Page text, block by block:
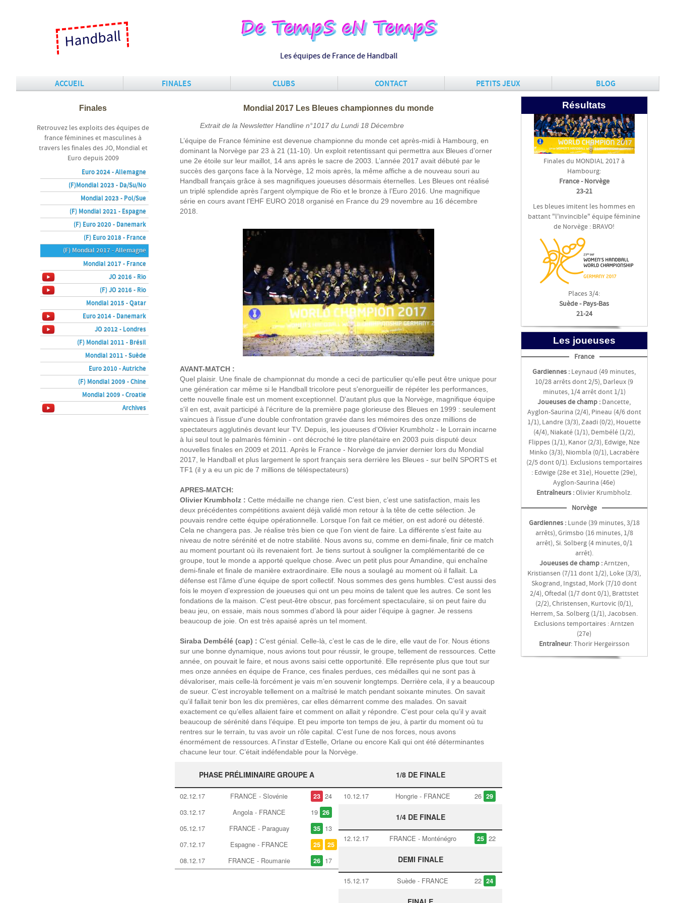
Handball
Les équipes de France de Handball
ACCUEIL FINALES CLUBS CONTACT PETITS JEUX BLOG
Finales
Retrouvez les exploits des équipes de
france féminines et masculines à
travers les finales des JO, Mondial et
Euro depuis 2009
Euro 2024 - Allemagne
(F)Mondial 2023 - Da/Su/No
Mondial 2023 - Pol/Sue
(F) Mondial 2021 - Espagne
(F) Euro 2020 - Danemark
(F) Euro 2018 - France
(F) Mondial 2017 - Allemagne
Mondial 2017 - France
JO 2016 - Rio
(F) JO 2016 - Rio
Mondial 2015 - Qatar
Euro 2014 - Danemark
JO 2012 - Londres
(F) Mondial 2011 - Brésil
Mondial 2011 - Suède
Euro 2010 - Autriche
(F) Mondial 2009 - Chine
Mondial 2009 - Croatie
Archives
Mondial 2017 Les Bleues championnes du monde
Extrait de la Newsletter Handline n°1017 du Lundi 18 Décembre
L’équipe de France féminine est devenue championne du monde cet après-midi à Hambourg, en
dominant la Norvège par 23 à 21 (11-10). Un exploit retentissant qui permettra aux Bleues d’orner
une 2e étoile sur leur maillot, 14 ans après le sacre de 2003. L’année 2017 avait débuté par le
succès des garçons face à la Norvège, 12 mois après, la même affiche a de nouveau souri au
Handball français grâce à ses magnifiques joueuses désormais éternelles. Les Bleues ont réalisé
un triplé splendide après l’argent olympique de Rio et le bronze à l’Euro 2016. Une magnifique
série en cours avant l’EHF EURO 2018 organisé en France du 29 novembre au 16 décembre
2018.
AVANT-MATCH :
Quel plaisir. Une finale de championnat du monde a ceci de particulier qu'elle peut être unique pour
une génération car même si le Handball tricolore peut s'enorgueillir de répéter les performances,
cette nouvelle finale est un moment exceptionnel. D'autant plus que la Norvège, magnifique équipe
s'il en est, avait participé à l'écriture de la première page glorieuse des Bleues en 1999 : seulement
vaincues à l'issue d'une double confrontation gravée dans les mémoires des onze millions de
spectateurs agglutinés devant leur TV. Depuis, les joueuses d'Olivier Krumbholz - le Lorrain incarne
à lui seul tout le palmarès féminin - ont décroché le titre planétaire en 2003 puis disputé deux
nouvelles finales en 2009 et 2011. Après le France - Norvège de janvier dernier lors du Mondial
2017, le Handball et plus largement le sport français sera derrière les Bleues - sur beIN SPORTS et
TF1 (il y a eu un pic de 7 millions de téléspectateurs)
APRES-MATCH:
Olivier Krumbholz : Cette médaille ne change rien. C’est bien, c’est une satisfaction, mais les
deux précédentes compétitions avaient déjà validé mon retour à la tête de cette sélection. Je
pouvais rendre cette équipe opérationnelle. Lorsque l’on fait ce métier, on est adoré ou détesté.
Cela ne changera pas. Je réalise très bien ce que l’on vient de faire. La différente s’est faite au
niveau de notre sérénité et de notre stabilité. Nous avons su, comme en demi-finale, finir ce match
au moment pourtant où ils revenaient fort. Je tiens surtout à souligner la complémentarité de ce
groupe, tout le monde a apporté quelque chose. Avec un petit plus pour Amandine, qui enchaîne
demi-finale et finale de manière extraordinaire. Elle nous a soulagé au moment où il fallait. La
défense est l’âme d’une équipe de sport collectif. Nous sommes des gens humbles. C’est aussi des
fois le moyen d’expression de joueuses qui ont un peu moins de talent que les autres. Ce sont les
fondations de la maison. C’est peut-être obscur, pas forcément spectaculaire, si on peut faire du
beau jeu, on essaie, mais nous sommes d’abord là pour aider l’équipe à gagner. Je ressens
beaucoup de joie. On est très apaisé après un tel moment.
Siraba Dembélé (cap) : C’est génial. Celle-là, c’est le cas de le dire, elle vaut de l’or. Nous étions
sur une bonne dynamique, nous avions tout pour réussir, le groupe, tellement de ressources. Cette
année, on pouvait le faire, et nous avons saisi cette opportunité. Elle représente plus que tout sur
mes onze années en équipe de France, ces finales perdues, ces médailles qui ne sont pas à
dévaloriser, mais celle-là forcément je vais m’en souvenir longtemps. Derrière cela, il y a beaucoup
de sueur. C’est incroyable tellement on a maîtrisé le match pendant soixante minutes. On savait
qu’il fallait tenir bon les dix premières, car elles démarrent comme des malades. On savait
exactement ce qu’elles allaient faire et comment on allait y répondre. C’est pour cela qu’il y avait
beaucoup de sérénité dans l’équipe. Et peu importe ton temps de jeu, à partir du moment où tu
rentres sur le terrain, tu vas avoir un rôle capital. C’est l’une de nos forces, nous avons
énormément de ressources. A l’instar d’Estelle, Orlane ou encore Kali qui ont été déterminantes
chacune leur tour. C’était indéfendable pour la Norvège.
PHASE PRÉLIMINAIRE GROUPE A
02.12.17 FRANCE - Slovénie 23 24
03.12.17
Angola - FRANCE 19 26
05.12.17 FRANCE - Paraguay 35 13
07.12.17
Espagne - FRANCE 25 25
08.12.17 FRANCE - Roumanie 26 17
1/8 DE FINALE
10.12.17 Hongrie - FRANCE 26 29
1/4 DE FINALE
12.12.17 FRANCE - Monténégro 25 22
DEMI FINALE
15.12.17 Suède - FRANCE 22 24
Résultats
Finales du MONDIAL 2017 à
Hambourg:
France - Norvège
23-21
Les bleues imitent les hommes en
battant "l'invincible" équipe féminine
de Norvège : BRAVO!
Places 3/4:
Suède - Pays-Bas
21-24
Les joueuses
France
Gardiennes : Leynaud (49 minutes,
10/28 arrêts dont 2/5), Darleux (9
minutes, 1/4 arrêt dont 1/1)
Joueuses de champ : Dancette,
Ayglon-Saurina (2/4), Pineau (4/6 dont
1/1), Landre (3/3), Zaadi (0/2), Houette
(4/4), Niakaté (1/1), Dembélé (1/2),
Flippes (1/1), Kanor (2/3), Edwige, Nze
Minko (3/3), Niombla (0/1), Lacrabère
(2/5 dont 0/1). Exclusions temportaires
: Edwige (28e et 31e), Houette (29e),
Ayglon-Saurina (46e)
Entraîneurs :Olivier Krumbholz.
Norvège
Gardiennes :Lunde (39 minutes, 3/18
arrêts), Grimsbo (16 minutes, 1/8
arrêt), Si. Solberg (4 minutes, 0/1
arrêt).
Joueuses de champ :Arntzen,
Kristiansen (7/11 dont 1/2), Loke (3/3),
Skogrand, Ingstad, Mork (7/10 dont
2/4), Oftedal (1/7 dont 0/1), Brattstet
(2/2), Christensen, Kurtovic (0/1),
Herrem, Sa. Solberg (1/1), Jacobsen.
Exclusions temportaires : Arntzen
(27e)
Entraîneur: Thorir Hergeirsson